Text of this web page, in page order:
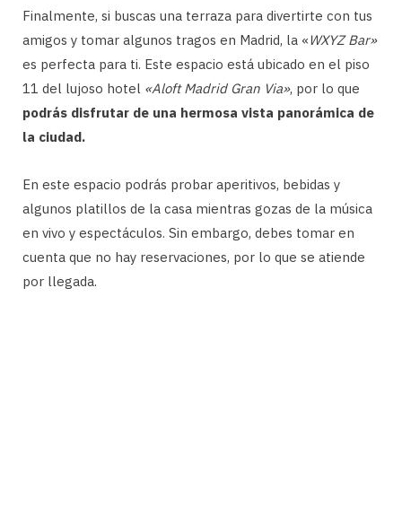
Finalmente, si buscas una terraza para divertirte con tus
amigos y tomar algunos tragos en Madrid, la «WXYZ Bar»
es perfecta para ti. Este espacio está ubicado en el piso
11 del lujoso hotel «Aloft Madrid Gran Via», por lo que
podrás disfrutar de una hermosa vista panorámica de
la ciudad.
En este espacio podrás probar aperitivos, bebidas y
algunos platillos de la casa mientras gozas de la música
en vivo y espectáculos. Sin embargo, debes tomar en
cuenta que no hay reservaciones, por lo que se atiende
por llegada.